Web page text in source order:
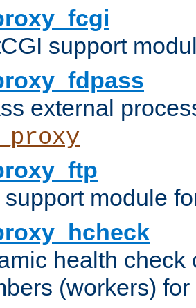
support
external
support module
health check
(workers) for